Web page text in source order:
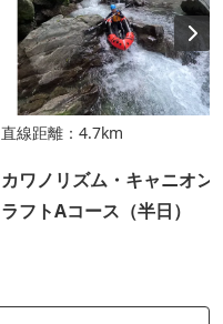
直線距離：4.7km
カワノリズム・キャニオン
ラフトAコース（半日）